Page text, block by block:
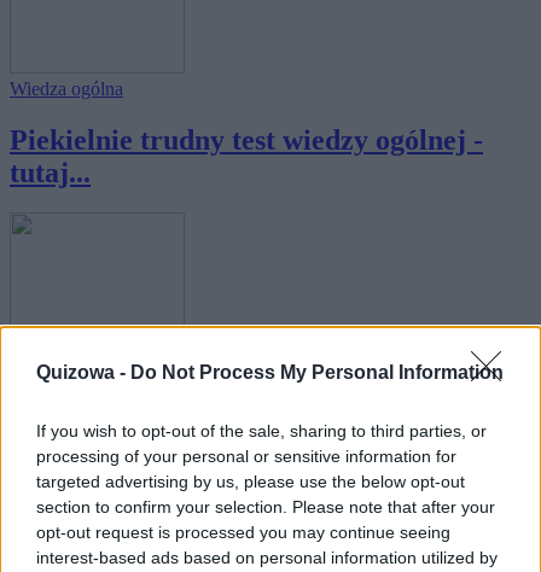
Quizowa - Do Not Process My Personal Information
If you wish to opt-out of the sale, sharing to third parties, or
processing of your personal or sensitive information for
targeted advertising by us, please use the below opt-out
section to confirm your selection. Please note that after your
opt-out request is processed you may continue seeing
interest-based ads based on personal information utilized by
Wiedza ogólna
Piekielnie trudny test wiedzy ogólnej -
tutaj...
Zdobę...